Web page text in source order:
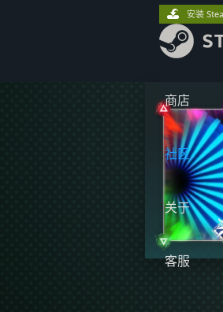
商店
社区
关于
客服
安装